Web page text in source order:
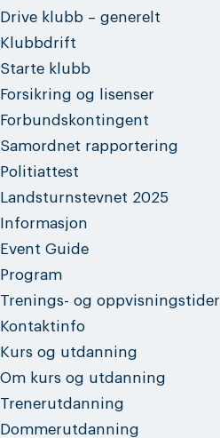
Drive klubb – generelt
Klubbdrift
Starte klubb
Forsikring og lisenser
Forbundskontingent
Samordnet rapportering
Politiattest
Landsturnstevnet 2025
Informasjon
Event Guide
Program
Trenings- og oppvisningstider
Kontaktinfo
Kurs og utdanning
Om kurs og utdanning
Trenerutdanning
Dommerutdanning